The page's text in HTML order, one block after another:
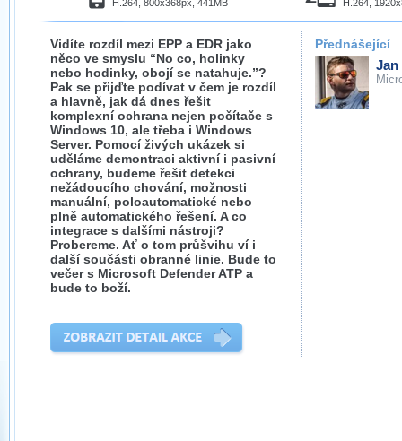
H.264, 800x368px, 441MB H.264,
Vidíte rozdíl mezi EPP a EDR jako
něco ve smyslu “No co, holinky
nebo hodinky, obojí se natahuje.”?
Pak se přijďte podívat v čem je rozdíl
a hlavně, jak dá dnes řešit
komplexní ochrana nejen počítače s
Windows 10, ale třeba i Windows
Server. Pomocí živých ukázek si
uděláme demontraci aktivní i pasivní
ochrany, budeme řešit detekci
nežádoucího chování, možnosti
manuální, poloautomatické nebo
plně automatického řešení. A co
integrace s dalšími nástroji?
Probereme. Ať o tom průšvihu ví i
další součásti obranné linie. Bude to
večer s Microsoft Defender ATP a
bude to boží.
Přednášející
Jan